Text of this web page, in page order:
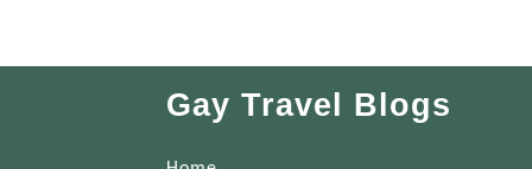
Gay Travel Blogs